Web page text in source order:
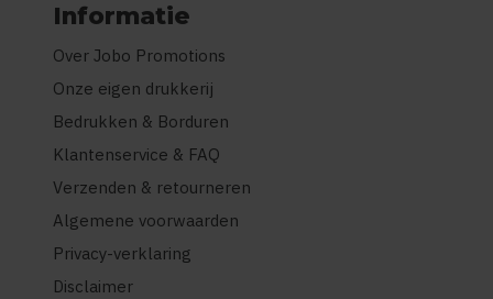
Informatie
Over Jobo Promotions
Onze eigen drukkerij
Bedrukken & Borduren
Klantenservice & FAQ
Verzenden & retourneren
Algemene voorwaarden
Privacy-verklaring
Disclaimer